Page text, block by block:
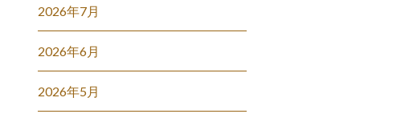
2026年7月
2026年6月
2026年5月